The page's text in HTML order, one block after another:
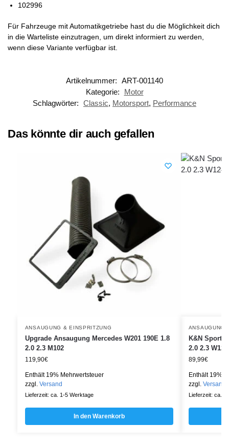
102996
Für Fahrzeuge mit Automatikgetriebe hast du die Möglichkeit dich
in die Warteliste einzutragen, um direkt informiert zu werden,
wenn diese Variante verfügbar ist.
Artikelnummer: ART-001140
Kategorie:
Motor
Schlagwörter: Classic, Motorsport, Performance
Das könnte dir auch gefallen
ANSAUGUNG & EINSPRITZUNG
Upgrade Ansaugung Mercedes W201 190E 1.8
2.0 2.3 M102
119,90€
Enthält 19% Mehrwertsteuer
zzgl. Versand
Lieferzeit: ca. 1-5 Werktage
In den Warenkorb
ANSAUGUNG
K&N
2.0 2.3
89,99€
Enthält 19%
zzgl. Versand
Lieferzeit: ca.